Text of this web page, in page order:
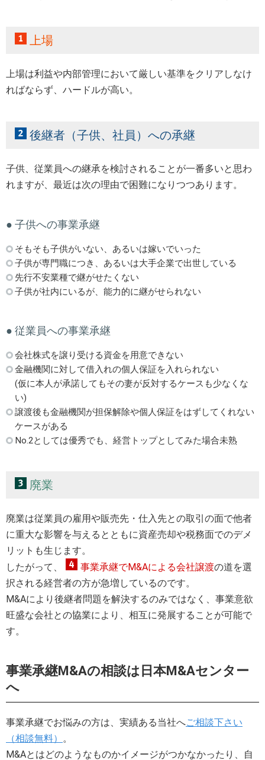
上場
上場は利益や内部管理において厳しい基準をクリアしなけ
ればならず、ハードルが高い。
後継者（子供、社員）への承継
子供、従業員への継承を検討されることが一番多いと思わ
れますが、最近は次の理由で困難になりつつあります。
● 子供への事業承継
そもそも子供がいない、あるいは嫁いでいった
子供が専門職につき、あるいは大手企業で出世している
先行不安業種で継がせたくない
子供が社内にいるが、能力的に継がせられない
● 従業員への事業承継
会社株式を譲り受ける資金を用意できない
金融機関に対して借入れの個人保証を入れられない
(仮に本人が承諾してもその妻が反対するケースも少なくな
い)
譲渡後も金融機関が担保解除や個人保証をはずしてくれない
ケースがある
No.2としては優秀でも、経営トップとしてみた場合未熟
廃業
廃業は従業員の雇用や販売先・仕入先との取引の面で他者
に重大な影響を与えるとともに資産売却や税務面でのデメ
リットも生じます。
したがって、
事業承継でM&Aによる会社譲渡の道を選
択される経営者の方が急増しているのです。
M&Aにより後継者問題を解決するのみではなく、事業意欲
旺盛な会社との協業により、相互に発展することが可能で
す。
事業承継M&Aの相談は日本M&Aセンター
へ
事業承継でお悩みの方は、実績ある当社へご相談下さい
（相談無料） 。
M&Aとはどのようなものかイメージがつかなかったり、自